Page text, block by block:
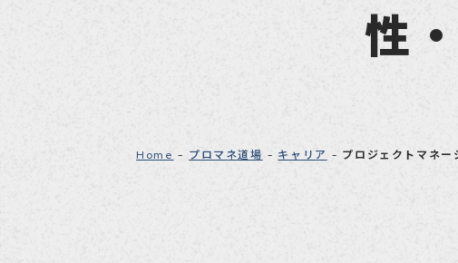
性
Home プロマネ道場 キャリア プロジェクトマネー